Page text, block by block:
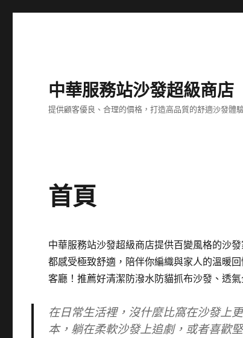
中華服務站沙發超級商店
提供顧客優良、合理的價格，打造高品質的舒適沙發體
首頁
中華服務站沙發超級商店提供百變風格的沙
都感受極致舒適，陪伴你編織與家人的溫暖
客廳！推薦好清潔防潑水防貓抓布沙發、透
在日常生活裡，沒什麼比窩在沙發上
本，躺在柔軟沙發上追劇，或者喜歡